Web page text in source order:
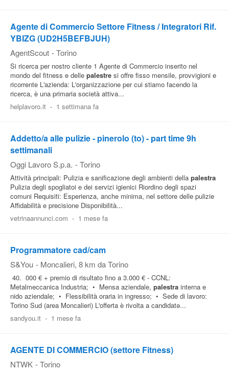
Agente di Commercio Settore Fitness / Integratori Rif.
YBIZG (UD2H5BEFBJUH)
AgentScout - Torino
Si ricerca per nostro cliente 1 Agente di Commercio inserito nel
mondo del fitness e delle palestre si offre fisso mensile, provvigioni e
ricorrente L'azienda: L'organizzazione per cui stiamo facendo la
ricerca, è una primaria società attiva...
helplavoro.it - 1 settimana fa
Addetto/a alle pulizie - pinerolo (to) - part time 9h
settimanali
Oggi Lavoro S.p.a. - Torino
Attività principali: Pulizia e sanificazione degli ambienti della palestra
Pulizia degli spogliatoi e dei servizi igienici Riordino degli spazi
comuni Requisiti: Esperienza, anche minima, nel settore delle pulizie
Affidabilità e precisione Disponibilità...
vetrinaannunci.com - 1 mese fa
Programmatore cad/cam
S&You - Moncalieri, 8 km da Torino
40. 000 € + premio di risultato fino a 3.000 € - CCNL:
Metalmeccanica Industria; • Mensa aziendale, palestra interna e
nido aziendale; • Flessibilità oraria in ingresso; • Sede di lavoro:
Torino Sud (area Moncalieri) L'offerta è rivolta a candidatə...
sandyou.it - 1 mese fa
AGENTE DI COMMERCIO (settore Fitness)
NTWK - Torino